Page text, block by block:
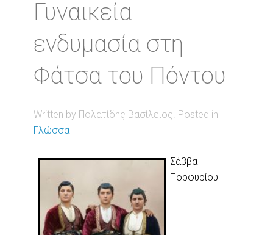
Γυναικεία
ενδυμασία στη
Φάτσα του Πόντου
Written by Πολατίδης Βασίλειος. Posted in
Γλώσσα
Σάββα
Πορφυρίου